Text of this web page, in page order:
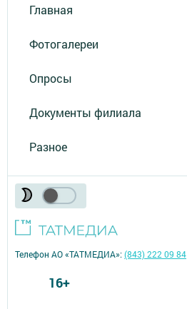
Главная
Фотогалереи
Опросы
Документы филиала
Разное
Телефон АО «ТАТМЕДИА»:(843) 222 09 84
16+